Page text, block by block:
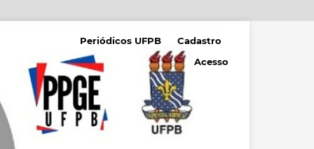
Periódicos UFPB
Cadastro
Acesso